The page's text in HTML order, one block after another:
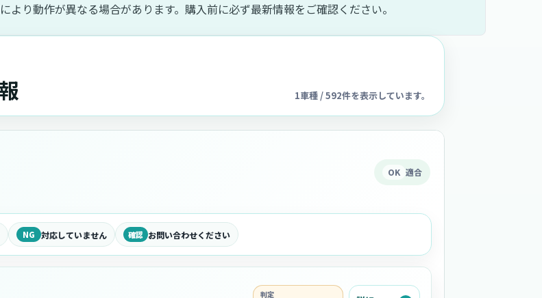
り動作が異なる場合があります。購入前に必ず最新情報をご確認ください。
1車種 / 592件を表示しています。
OK 適合
NG 対応していません 確認 お問い合わせください
判定